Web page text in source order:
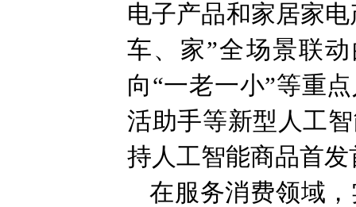
电子产品和家居家
车、家”全场景联
向“一老一小”等重
活助手等新型人工
持人工智能商品首发
在服务消费领域